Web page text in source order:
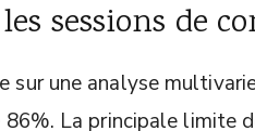
sessions de
sur une analyse
La principale limite